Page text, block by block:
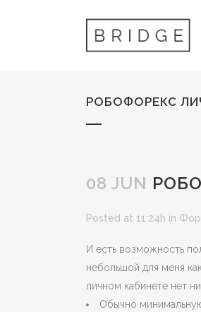
РОБОФОРЕКС
08 JUN
Posted at 11:24h in
И есть возможность
небольшой для меня
личном кабинете нет
Обычно